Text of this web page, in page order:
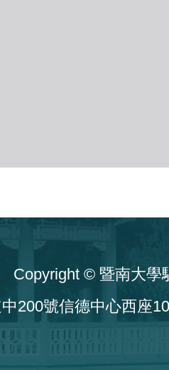
Copyright © 暨南大
200號信德中心西座